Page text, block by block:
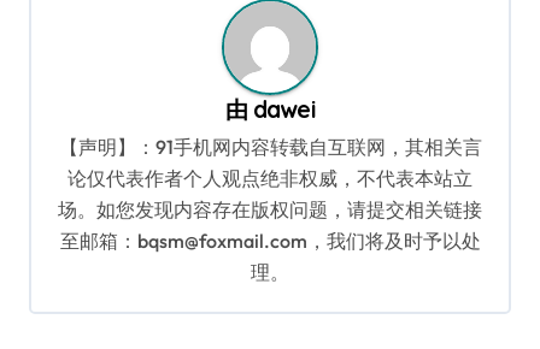
由 dawei
【声明】：91手机网内容转载自互联网，其相关言
论仅代表作者个人观点绝非权威，不代表本站立
场。如您发现内容存在版权问题，请提交相关链接
至邮箱：bqsm@foxmail.com，我们将及时予以处
理。